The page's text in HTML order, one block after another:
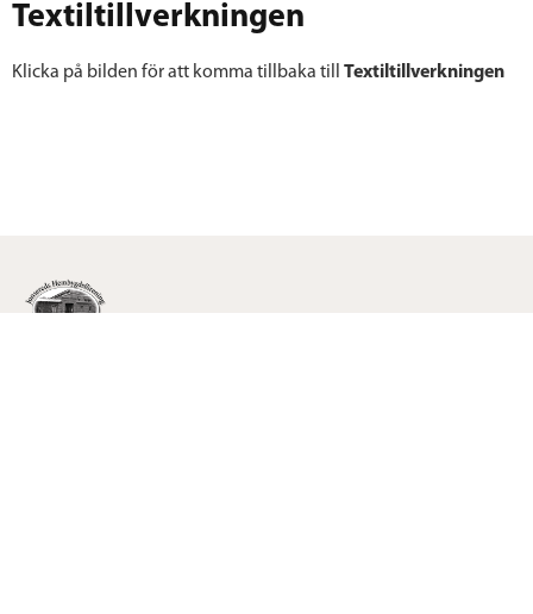
Textiltillverkningen
Klicka på bilden för att komma tillbaka till Textiltillverkningen